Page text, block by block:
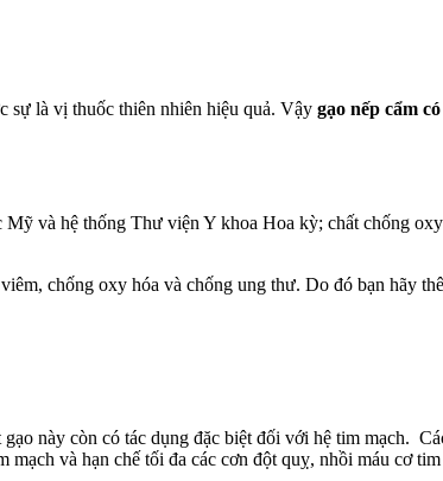
sự là vị thuốc thiên nhiên hiệu quả. Vậy gạo nếp cẩm
và hệ thống Thư viện Y khoa Hoa kỳ; chất chống
chống oxy hóa và chống ung thư. Do đó bạn hãy
gạo này còn có tác dụng đặc biệt đối với hệ tim mạch.
và hạn chế tối đa các cơn đột quỵ, nhồi máu cơ